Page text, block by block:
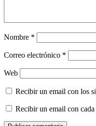
Nombre *
Correo electrónico *
Web
Recibir un email con los
Recibir un email con cada